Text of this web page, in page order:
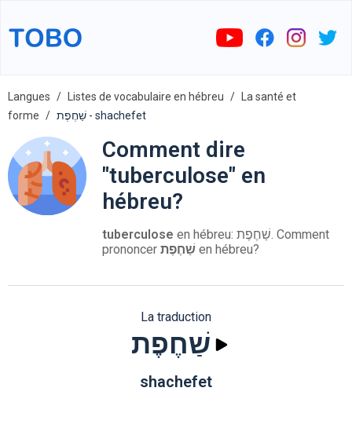
Langues Listes de vocabulaire en hébreu
La santé et
forme
שַׁחֶפֶת - shachefet
Comment dire
"tuberculose" en
hébreu?
tuberculose en hébreu: שַׁחֶפֶת. Comment
prononcer שַׁחֶפֶת en hébreu?
La traduction
שַׁחֶפֶת
shachefet